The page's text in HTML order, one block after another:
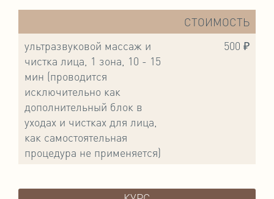
СТОИМОСТЬ
ультразвуковой массаж и
чистка лица, 1 зона, 10 - 15
мин (проводится
исключительно как
дополнительный блок в
уходах и чистках для лица,
как самостоятельная
процедура не применяется)
500 ₽